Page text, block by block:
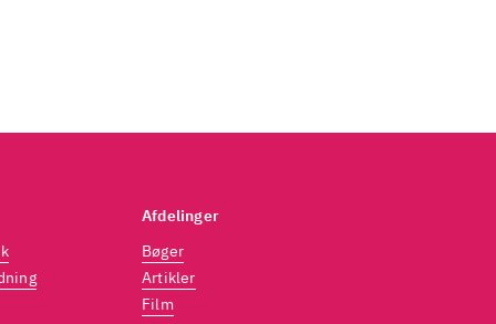
Afdelinger
Bøger
Artikler
Film